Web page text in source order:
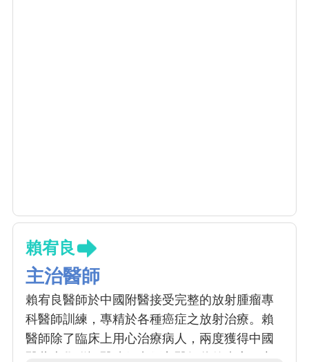
賴宥良
主治醫師
賴宥良醫師於中國附醫接受完整的放射腫瘤專
科醫師訓練，專精於各種癌症之放射治療。賴
醫師除了臨床上用心治療病人，兩度獲得中國